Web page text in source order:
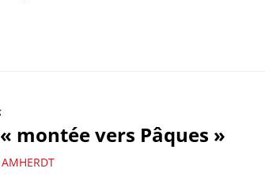
montée vers Pâques »